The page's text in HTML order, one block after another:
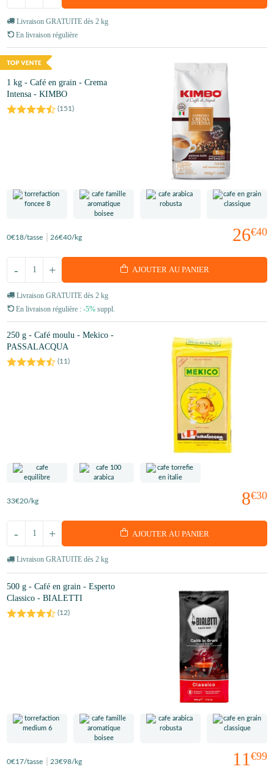
Livraison GRATUITE dès 2 kg
En livraison régulière
1 kg - Café en grain - Crema
Intensa - KIMBO
(151)
26€40
0€18/tasse 26€40/kg
+
- AJOUTER AU PANIER
Livraison GRATUITE dès 2 kg
En livraison régulière : -5% suppl.
250 g - Café moulu - Mekico -
PASSALACQUA
(11)
8€30
33€20/kg
+
- AJOUTER AU PANIER
Livraison GRATUITE dès 2 kg
500 g - Café en grain - Esperto
Classico - BIALETTI
(12)
11 €99
0€17/tasse 23€98/kg